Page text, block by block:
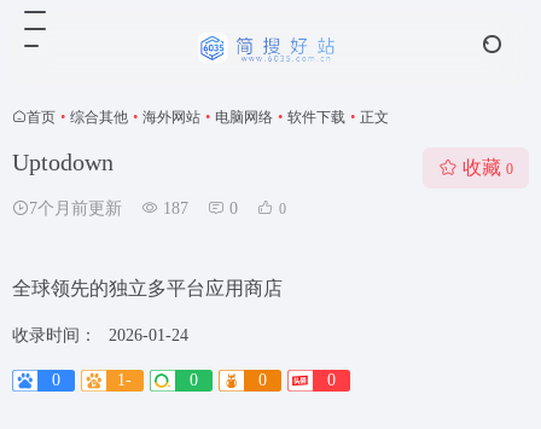
首页 • 综合其他 • 海外网站 • 电脑网络 • 软件下载 • 正文
Uptodown
7个月前更新 187 0 0
收藏 0
全球领先的独立多平台应用商店
收录时间： 2026-01-24
0 1- 0 0 0